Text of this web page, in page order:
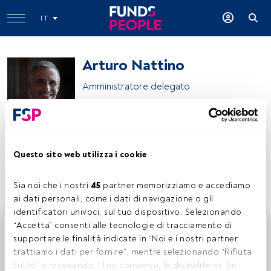
Questo sito web utilizza i cookie
Sia noi che i nostri 45 partner memorizziamo e accediamo
ai dati personali, come i dati di navigazione o gli
identificatori univoci, sul tuo dispositivo. Selezionando
“Accetta” consenti alle tecnologie di tracciamento di
supportare le finalità indicate in “Noi e i nostri partner
trattiamo i dati per fornire”, mentre selezionando “Rifiuta
tutto” o revocando il tuo consenso, le disabiliterai. Se i
IT
Arturo Nattino
Amministratore delegato
Condividi:
Questo è un articolo riservato agli utenti FundsPeople. Se
sei già registrato, accedi tramite il pulsante Login. Se non
hai ancora un account, ti invitiamo a registrarti per scoprire
tutti i contenuti che FundsPeople ha da offrire.